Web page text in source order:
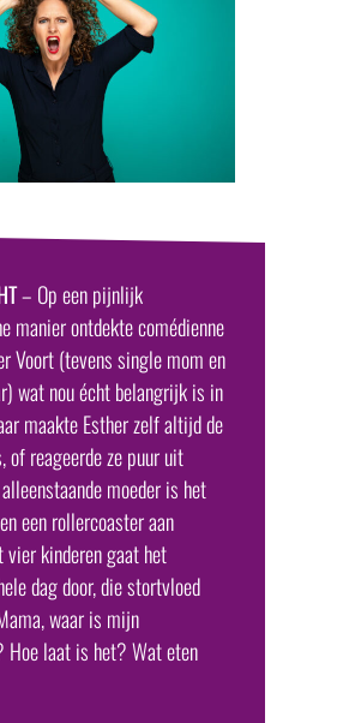
– Op een pijnlijk
manier ontdekte comédienne
Voort (tevens single mom en
wat nou écht belangrijk is in
maakte Esther zelf altijd de
of reageerde ze puur uit
moeder is het
een rollercoaster aan
kinderen gaat het
dag door, die stortvloed
waar is mijn
Hoe laat is het? Wat eten